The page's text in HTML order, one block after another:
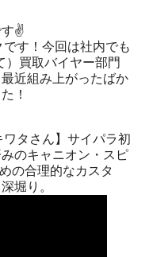
す✌️
す！今回は社内でも
）買取バイヤー部門
近組み上がったばか
！
タさん】サイパラ初
のキャニオン・スピ
の合理的なカスタ
堀り。